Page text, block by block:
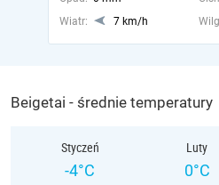
Wiatr:
7 km/h
Beigetai - średnie temperatury
Styczeń
-4°C
Luty
0°C